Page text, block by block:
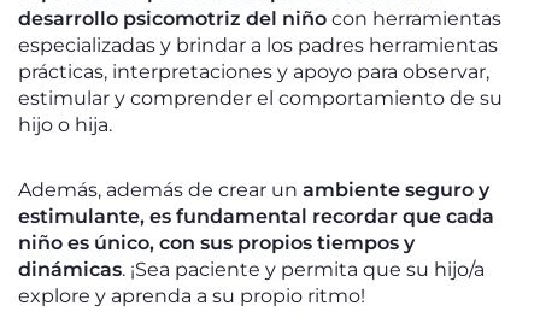
desarrollo psicomotriz del niño con herramientas
especializadas y brindar a los padres herramientas
prácticas, interpretaciones y apoyo para observar,
estimular y comprender el comportamiento de su
hijo o hija.
Además, además de crear un ambiente seguro y
estimulante, es fundamental recordar que cada
niño es único, con sus propios tiempos y
dinámicas. ¡Sea paciente y permita que su hijo/a
explore y aprenda a su propio ritmo!